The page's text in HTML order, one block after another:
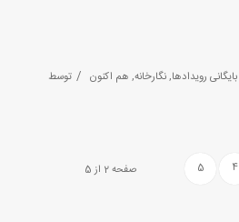
بایگانی رویدادها,نگارخانه, هم اکنون / توسط
صفحه 2 از 5 4
5